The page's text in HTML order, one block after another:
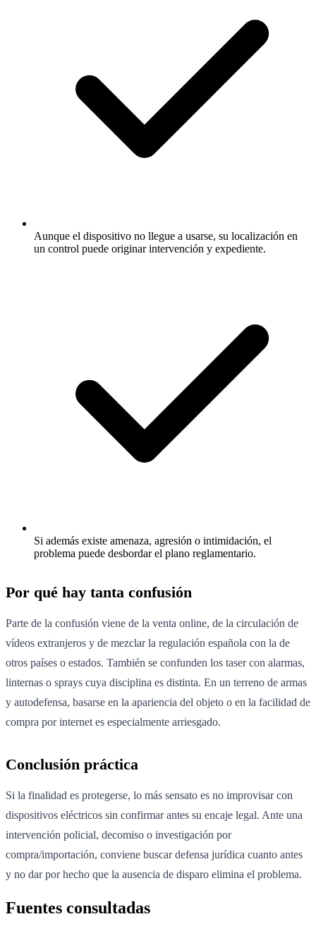
Aunque el dispositivo no llegue a usarse, su localización en
un control puede originar intervención y expediente.
Si además existe amenaza, agresión o intimidación, el
problema puede desbordar el plano reglamentario.
Por qué hay tanta confusión
Parte de la confusión viene de la venta online, de la circulación de
vídeos extranjeros y de mezclar la regulación española con la de
otros países o estados. También se confunden los taser con alarmas,
linternas o sprays cuya disciplina es distinta. En un terreno de armas
y autodefensa, basarse en la apariencia del objeto o en la facilidad de
compra por internet es especialmente arriesgado.
Conclusión práctica
Si la finalidad es protegerse, lo más sensato es no improvisar con
dispositivos eléctricos sin confirmar antes su encaje legal. Ante una
intervención policial, decomiso o investigación por
compra/importación, conviene buscar defensa jurídica cuanto antes
y no dar por hecho que la ausencia de disparo elimina el problema.
Fuentes consultadas